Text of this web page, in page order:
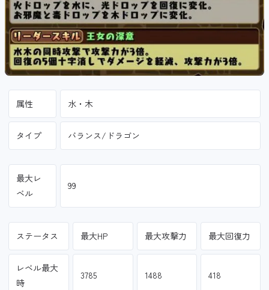
属性 水・木
タイプ バランス/ドラゴン
最大レ
ベル
99
ステータス 最大HP 最大攻撃力 最大回復力
レベル最大
時
3785 1488 418